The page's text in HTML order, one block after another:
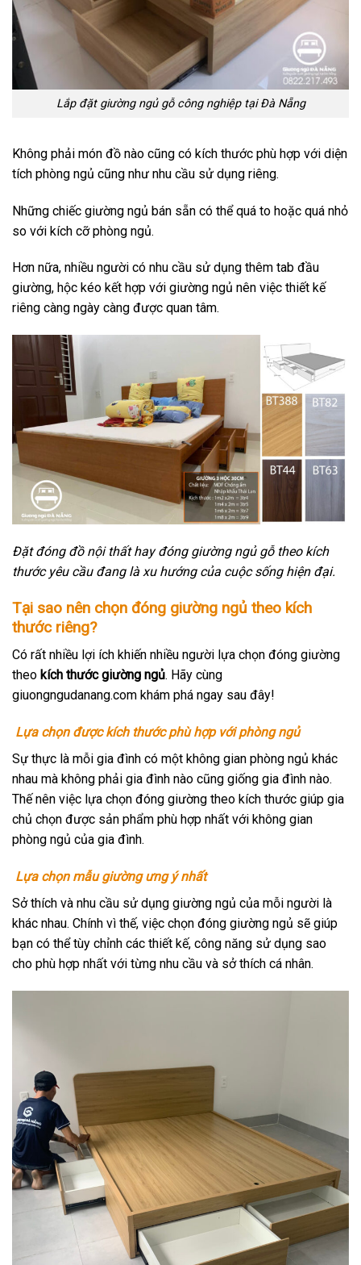
Lắp đặt giường ngủ gỗ công nghiệp tại Đà Nẵng
Không phải món đồ nào cũng có kích thước phù hợp với diện
tích phòng ngủ cũng như nhu cầu sử dụng riêng.
Những chiếc giường ngủ bán sẵn có thể quá to hoặc quá nhỏ
so với kích cỡ phòng ngủ.
Hơn nữa, nhiều người có nhu cầu sử dụng thêm tab đầu
giường, hộc kéo kết hợp với giường ngủ nên việc thiết kế
riêng càng ngày càng được quan tâm.
Đặt đóng đồ nội thất hay đóng giường ngủ gỗ theo kích
thước yêu cầu đang là xu hướng của cuộc sống hiện đại.
Tại sao nên chọn đóng giường ngủ theo kích
thước riêng?
Có rất nhiều lợi ích khiến nhiều người lựa chọn đóng giường
theo kích thước giường ngủ. Hãy cùng
giuongngudanang.com khám phá ngay sau đây!
Lựa chọn được kích thước phù hợp với phòng ngủ
Sự thực là mỗi gia đình có một không gian phòng ngủ khác
nhau mà không phải gia đình nào cũng giống gia đình nào.
Thế nên việc lựa chọn đóng giường theo kích thước giúp gia
chủ chọn được sản phẩm phù hợp nhất với không gian
phòng ngủ của gia đình.
Lựa chọn mẫu giường ưng ý nhất
Sở thích và nhu cầu sử dụng giường ngủ của mỗi người là
khác nhau. Chính vì thế, việc chọn đóng giường ngủ sẽ giúp
bạn có thể tùy chỉnh các thiết kế, công năng sử dụng sao
cho phù hợp nhất với từng nhu cầu và sở thích cá nhân.